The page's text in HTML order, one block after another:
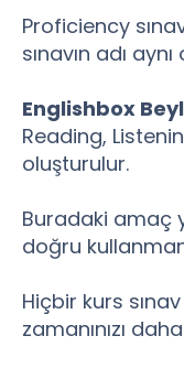
Proficiency
sınavın adı
Englishbox
Reading,
oluşturulur.
Buradaki amaç
doğru
Hiçbir kurs
zamanınızı